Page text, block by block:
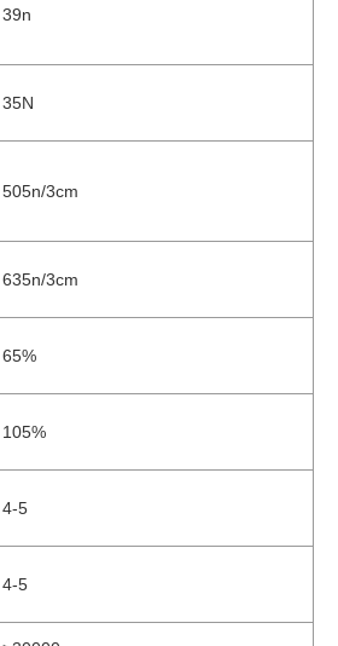
39n
35N
505n/3cm
635n/3cm
65%
105%
4-5
4-5